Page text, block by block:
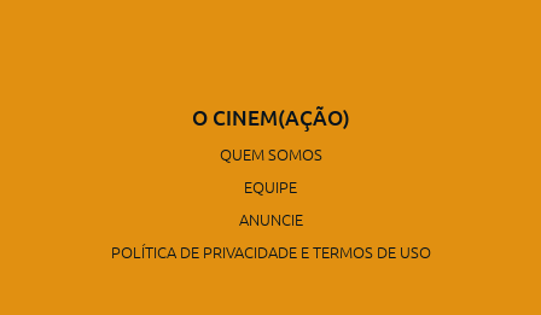
O CINEM(AÇÃO)
QUEM SOMOS
EQUIPE
ANUNCIE
POLÍTICA DE PRIVACIDADE E TERMOS DE USO